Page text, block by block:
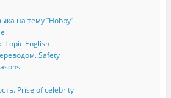
на тему “Hobby”
Topic English
Safety
Prise of celebrity